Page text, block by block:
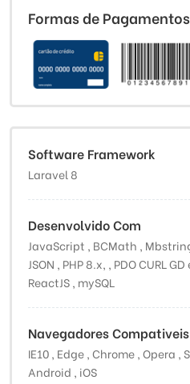
Formas de
Software Framework
Laravel 8
Desenvolvido Com
JavaScript , BCMath ,
JSON , PHP 8.x, , PDO CURL
ReactJS , mySQL
Navegadores Compativeis
IE10 , Edge , Chrome , Opera ,
Android , iOS